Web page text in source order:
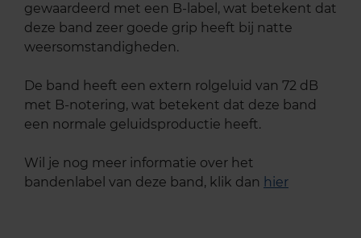
gewaardeerd met een B-label, wat betekent dat
deze band zeer goede grip heeft bij natte
weersomstandigheden.
De band heeft een extern rolgeluid van 72 dB
met B-notering, wat betekent dat deze band
een normale geluidsproductie heeft.
Wil je nog meer informatie over het
bandenlabel van deze band, klik dan hier